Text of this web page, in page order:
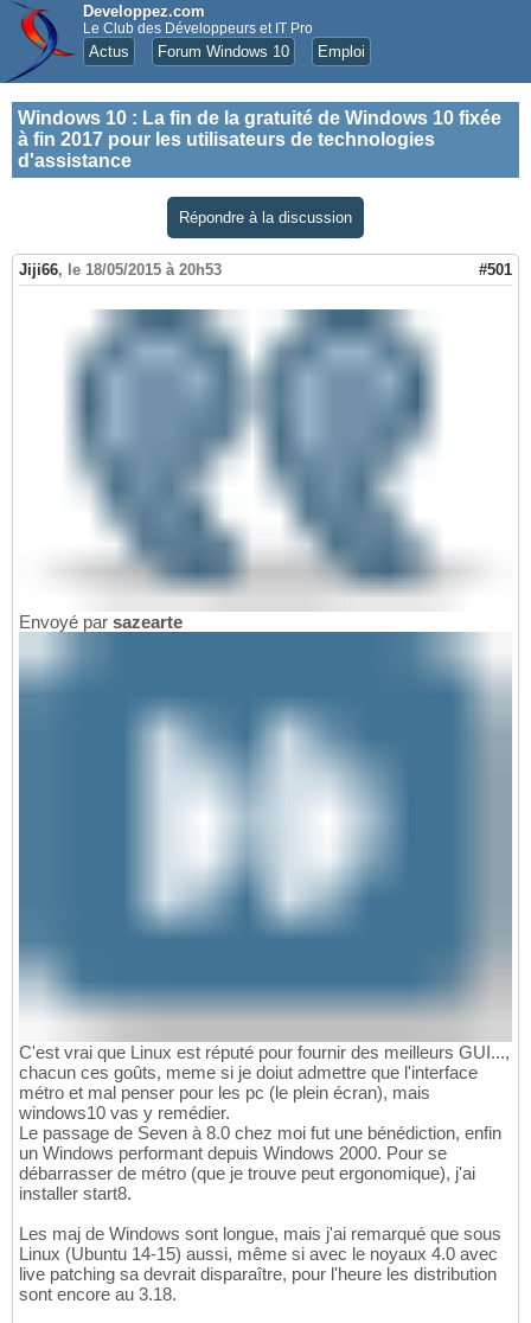
Developpez.com
Le Club des Développeurs et IT Pro
Actus Forum Windows 10 Emploi
Windows 10 : La fin de la gratuité de Windows 10 fixée
à fin 2017 pour les utilisateurs de technologies
d'assistance
Répondre à la discussion
Jiji66, le 18/05/2015 à 20h53 #501
Envoyé par sazearte
C'est vrai que Linux est réputé pour fournir des meilleurs GUI...,
chacun ces goûts, meme si je doiut admettre que l'interface
métro et mal penser pour les pc (le plein écran), mais
windows10 vas y remédier.
Le passage de Seven à 8.0 chez moi fut une bénédiction, enfin
un Windows performant depuis Windows 2000. Pour se
débarrasser de métro (que je trouve peut ergonomique), j'ai
installer start8.
Les maj de Windows sont longue, mais j'ai remarqué que sous
Linux (Ubuntu 14-15) aussi, même si avec le noyaux 4.0 avec
live patching sa devrait disparaître, pour l'heure les distribution
sont encore au 3.18.